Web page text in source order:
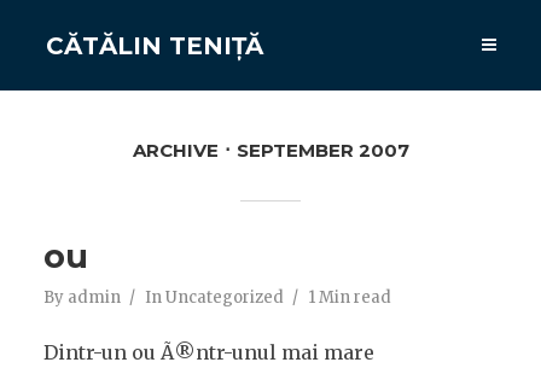
CĂTĂLIN TENIȚĂ
ARCHIVE SEPTEMBER 2007
ou
By admin InUncategorized 1 Min read
Dintr-un ou Ã®ntr-unul mai mare